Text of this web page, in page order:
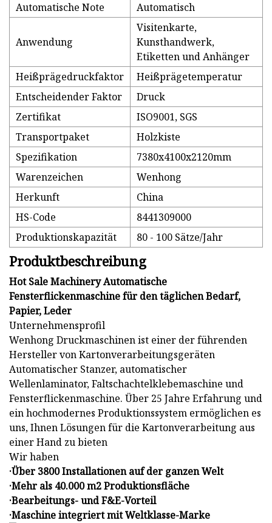
Automatische Note
Automatisch
Anwendung
Visitenkarte,
Kunsthandwerk,
Etiketten und Anhänger
Heißprägedruckfaktor
Heißprägetemperatur
Entscheidender Faktor
Druck
Zertifikat
ISO9001, SGS
Transportpaket
Holzkiste
Spezifikation
7380x4100x2120mm
Warenzeichen
Wenhong
Herkunft
China
HS-Code
8441309000
Produktionskapazität
80 - 100 Sätze/Jahr
Produktbeschreibung
Hot Sale Machinery Automatische
Fensterflickenmaschine für den täglichen Bedarf,
Papier, Leder
Unternehmensprofil
Wenhong Druckmaschinen ist einer der führenden
Hersteller von Kartonverarbeitungsgeräten
Automatischer Stanzer, automatischer
Wellenlaminator, Faltschachtelklebemaschine und
Fensterflickenmaschine. Über 25 Jahre Erfahrung und
ein hochmodernes Produktionssystem ermöglichen es
uns, Ihnen Lösungen für die Kartonverarbeitung aus
einer Hand zu bieten
Wir haben
·Über 3800 Installationen auf der ganzen Welt
·Mehr als 40.000 m2 Produktionsfläche
·Bearbeitungs- und F&E-Vorteil
·Maschine integriert mit Weltklasse-Marke